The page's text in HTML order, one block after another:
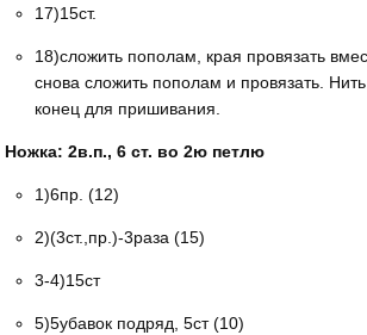
17)15ст.
18)сложить пополам, края провязать
снова сложить пополам и провязать. Нить
конец для пришивания.
Ножка: 2в.п., 6 ст. во 2ю петлю
1)6пр. (12)
2)(3ст.,пр.)-3раза (15)
3-4)15ст
5)5убавок подряд, 5ст (10)